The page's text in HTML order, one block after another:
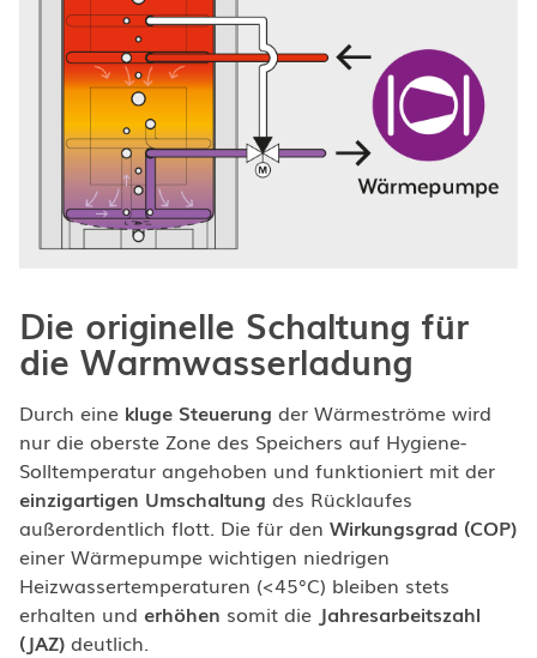
Die originelle Schaltung für
die Warmwasserladung
Durch eine kluge Steuerung der Wärmeströme wird
nur die oberste Zone des Speichers auf Hygiene-
Solltemperatur angehoben und funktioniert mit der
einzigartigen Umschaltung des Rücklaufes
außerordentlich flott. Die für den Wirkungsgrad (COP)
einer Wärmepumpe wichtigen niedrigen
Heizwassertemperaturen (<45°C) bleiben stets
erhalten und erhöhen somit die Jahresarbeitszahl
(JAZ) deutlich.